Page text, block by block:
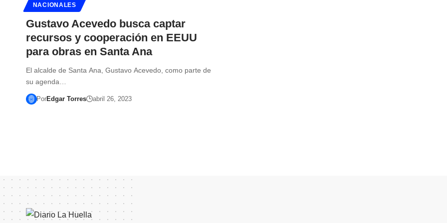
NACIONALES
Gustavo Acevedo busca captar
recursos y cooperación en EEUU
para obras en Santa Ana
El alcalde de Santa Ana, Gustavo Acevedo, como parte de
su agenda…
PorEdgar Torres abril 26, 2023